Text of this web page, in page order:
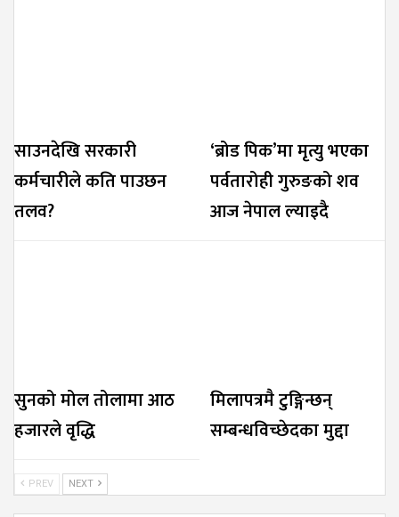
साउनदेखि सरकारी
कर्मचारीले कति पाउछन
तलव?
‘ब्रोड पिक’मा मृत्यु भएका
पर्वतारोही गुरुङको शव
आज नेपाल ल्याइदै
सुनको मोल तोलामा आठ
हजारले वृद्धि
मिलापत्रमै टुङ्गिन्छन्
सम्बन्धविच्छेदका मुद्दा
PREV NEXT